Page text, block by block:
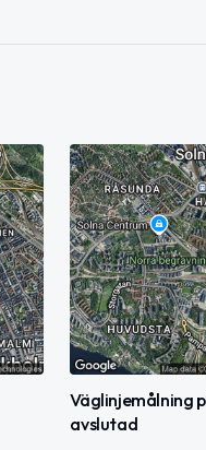
Väglinjemålning
avslutad